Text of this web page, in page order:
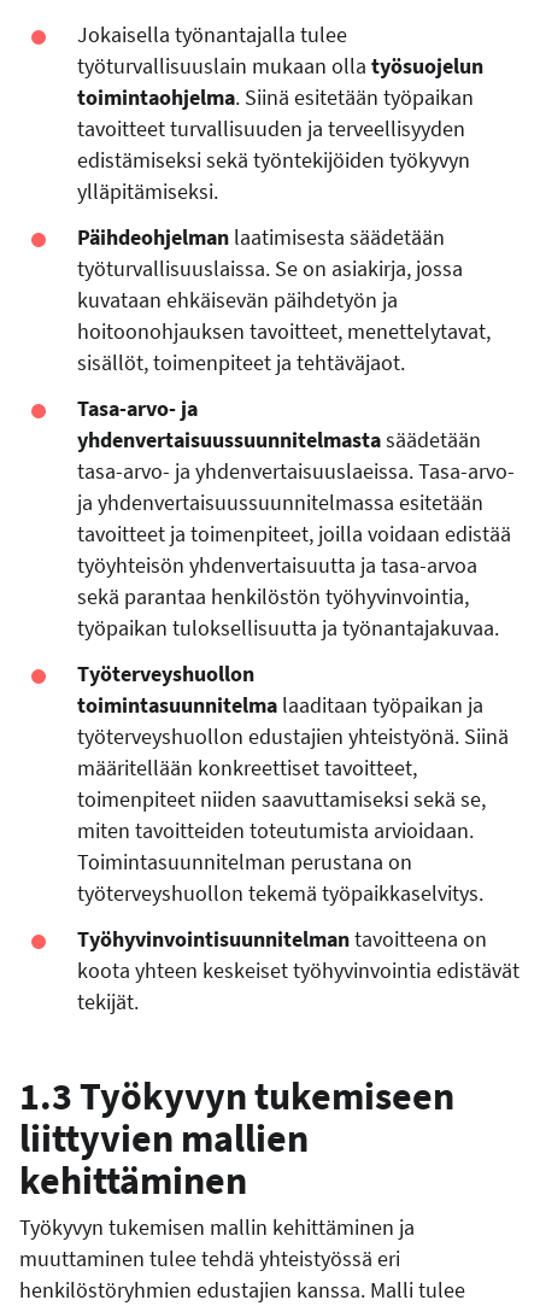
Jokaisella työnantajalla tulee
työturvallisuuslain mukaan ollatyösuojelun
toimintaohjelma. Siinä esitetään työpaikan
tavoitteet turvallisuuden ja terveellisyyden
edistämiseksi sekä työntekijöiden työkyvyn
ylläpitämiseksi.
Päihdeohjelman laatimisesta säädetään
työturvallisuuslaissa. Se on asiakirja, jossa
kuvataan ehkäisevän päihdetyön ja
hoitoonohjauksen tavoitteet, menettelytavat,
sisällöt, toimenpiteet ja tehtäväjaot.
Tasa-arvo- ja
yhdenvertaisuussuunnitelmastasäädetään
tasa-arvo- ja yhdenvertaisuuslaeissa. Tasa-arvo-
ja yhdenvertaisuussuunnitelmassa esitetään
tavoitteet ja toimenpiteet, joilla voidaan edistää
työyhteisön yhdenvertaisuutta ja tasa-arvoa
sekä parantaa henkilöstön työhyvinvointia,
työpaikan tuloksellisuutta ja työnantajakuvaa.
Työterveyshuollon
toimintasuunnitelma laaditaan työpaikan ja
työterveyshuollon edustajien yhteistyönä. Siinä
määritellään konkreettiset tavoitteet,
toimenpiteet niiden saavuttamiseksi sekä se,
miten tavoitteiden toteutumista arvioidaan.
Toimintasuunnitelman perustana on
työterveyshuollon tekemä työpaikkaselvitys.
Työhyvinvointisuunnitelmantavoitteena on
koota yhteen keskeiset työhyvinvointia edistävät
tekijät.
1.3 Työkyvyn tukemiseen
liittyvien mallien
kehittäminen
Työkyvyn tukemisen mallin kehittäminen ja
muuttaminen tulee tehdä yhteistyössä eri
henkilöstöryhmien edustajien kanssa. Malli tulee